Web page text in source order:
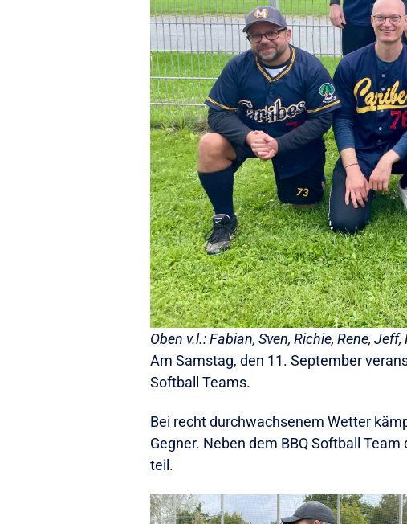
Oben v.l.: Fabian, Sven, Richie, Rene,
Am Samstag, den 11. September
Softball Teams.
Bei recht durchwachsenem Wetter
Gegner. Neben dem BBQ Softball
teil.